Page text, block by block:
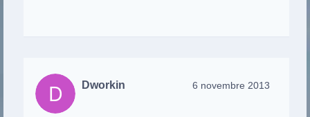
Dworkin 6 novembre 2013